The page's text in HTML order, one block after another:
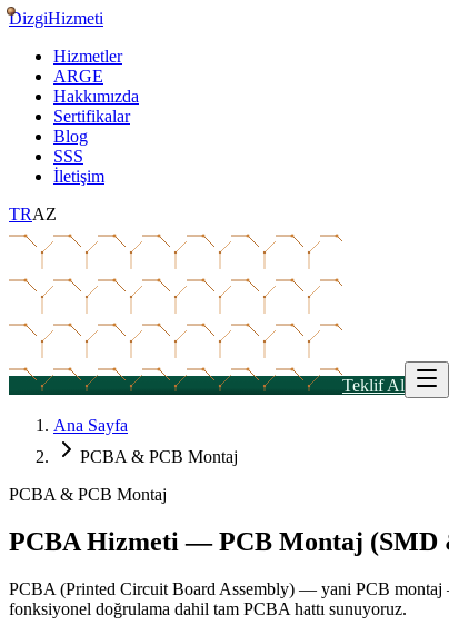
DizgiHizmeti
Hizmetler
ARGE
Hakkımızda
Sertifikalar
Blog
SSS
İletişim
TRAZ
Teklif Al
Ana Sayfa
PCBA & PCB Montaj
PCBA & PCB Montaj
PCBA Hizmeti — PCB Montaj (SMD
PCBA (Printed Circuit Board Assembly) — yani PCB montaj
fonksiyonel doğrulama dahil tam PCBA hattı sunuyoruz.